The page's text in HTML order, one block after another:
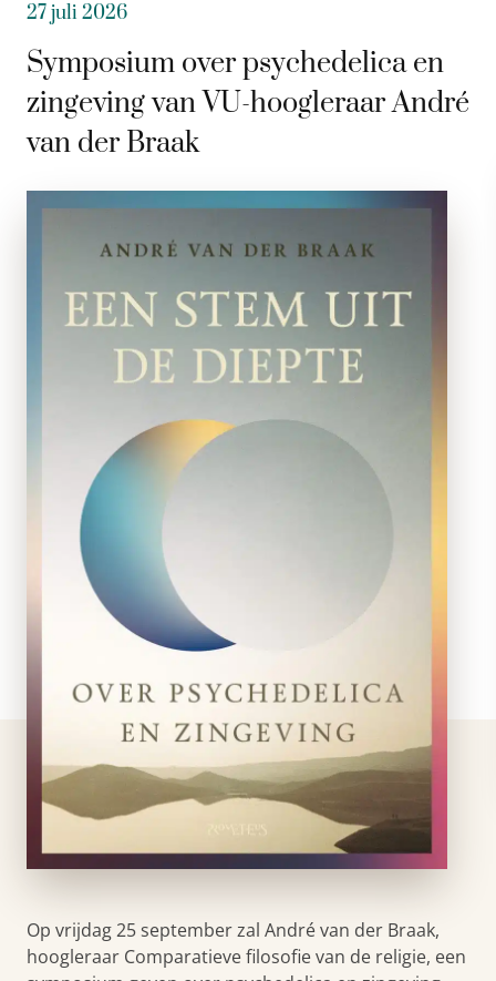
27 juli 2026
Symposium over psychedelica en
zingeving van VU-hoogleraar André
van der Braak
Op vrijdag 25 september zal André van der Braak,
hoogleraar Comparatieve filosofie van de religie, een